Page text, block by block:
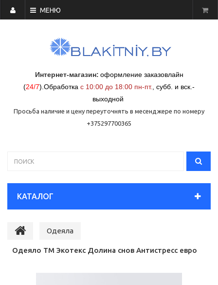
МЕНЮ
Интернет-магазин: оформление заказовлайн
(24/7) Обработка с 10:00 до 18:00 пн-пт. субб. и вск.-
выходной
Просьба наличие и цену переуточнять в месенджере по номеру
+375297700365
КАТАЛОГ
Одеяла
Одеяло ТМ Экотекс Долина снов Антистресс евро